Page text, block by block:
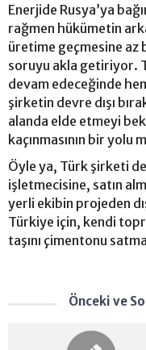
Enerjide Rusya’ya
rağmen hükümetin
üretime geçmesine az
soruyu akla getiriyor.
devam edeceğinde
şirketin devre dışı
alanda elde etmeyi
kaçınmasının bir yolu
Öyle ya, Türk şirketi
işletmecisine, satın
yerli ekibin projeden
Türkiye için, kendi
taşını çimentonu
Önceki ve